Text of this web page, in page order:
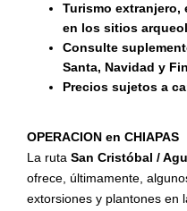
Turismo extranjero,
en los sitios
Consulte
Santa, Navidad y
Precios sujetos a
OPERACION en CHIAPAS
La ruta San Cristóbal /
ofrece, últimamente,
extorsiones y plantones en